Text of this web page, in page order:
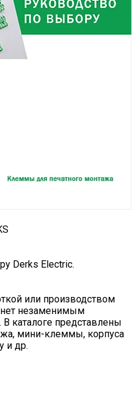
Derks Electric.
или производством
незаменимым
каталоге представлены
мини-клеммы, корпуса
и др.